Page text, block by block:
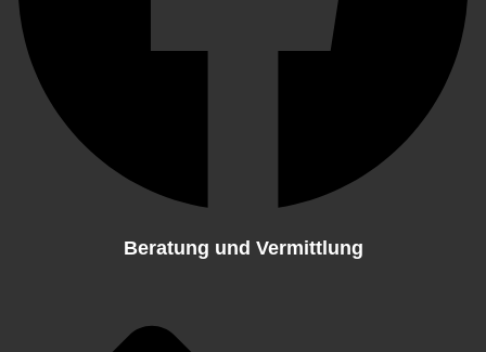
Beratung und Vermittlung